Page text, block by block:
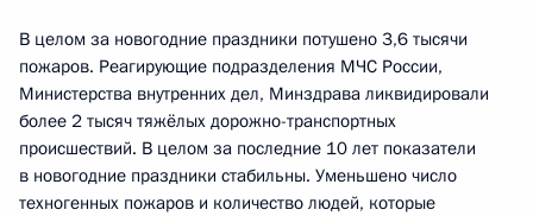
В целом за новогодние праздники потушено 3,6 тысячи
пожаров. Реагирующие подразделения МЧС России,
Министерства внутренних дел, Минздрава ликвидировали
более 2 тысяч тяжёлых дорожно-транспортных
происшествий. В целом за последние 10 лет показатели
в новогодние праздники стабильны. Уменьшено число
техногенных пожаров и количество людей, которые